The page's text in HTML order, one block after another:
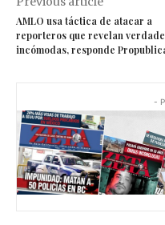
AMLO usa táctica de atacar a
reporteros que revelan
incómodas, responde
-